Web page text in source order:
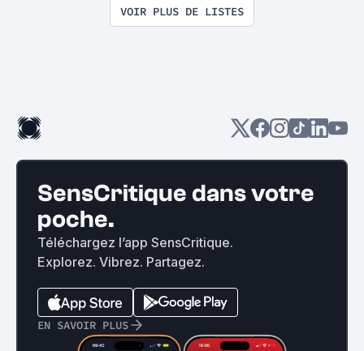
VOIR PLUS DE LISTES
SensCritique dans votre
poche.
Téléchargez l’app SensCritique.
Explorez. Vibrez. Partagez.
EN SAVOIR PLUS